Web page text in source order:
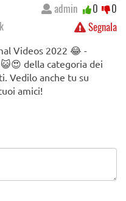
Segnala
admin 0 0
Videos 2022 😂 -
della categoria dei
Vedilo anche tu su
amici!